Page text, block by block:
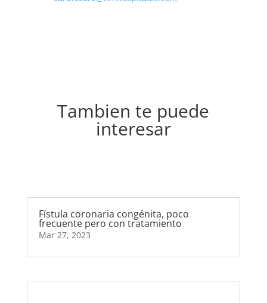
Tambien te puede
interesar
Fístula coronaria congénita, poco
frecuente pero con tratamiento
Mar 27, 2023